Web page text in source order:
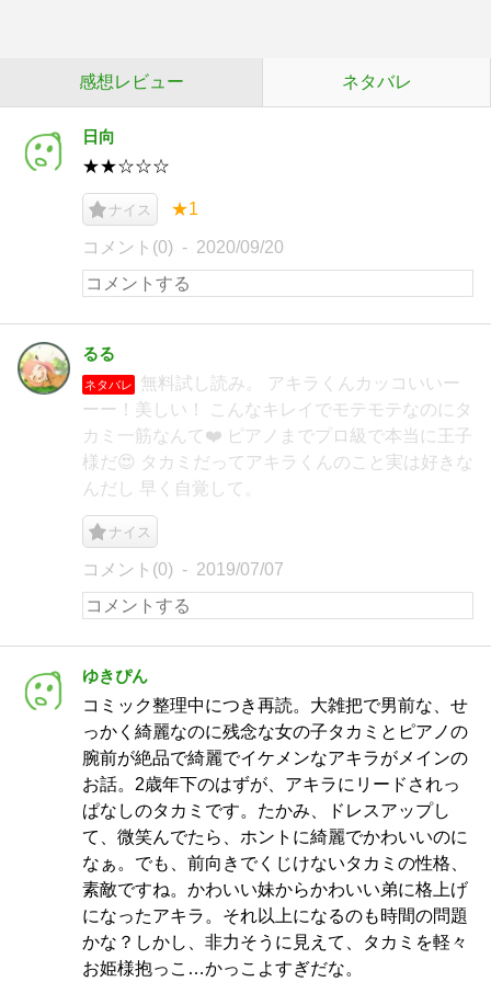
感想レビュー ネタバレ
日向
★★☆☆☆
ナイス ★1
コメント(0) 2020/09/20
るる
ネタバレ
無料試し読み。 アキラくんカッコいいー
ーー！美しい！ こんなキレイでモテモテなのにタ
カミ一筋なんて❤️ ピアノまでプロ級で本当に王子
様だ😍 タカミだってアキラくんのこと実は好きな
んだし 早く自覚して。
ナイス
コメント(0) 2019/07/07
ゆきぴん
コミック整理中につき再読。大雑把で男前な、せ
っかく綺麗なのに残念な女の子タカミとピアノの
腕前が絶品で綺麗でイケメンなアキラがメインの
お話。2歳年下のはずが、アキラにリードされっ
ぱなしのタカミです。たかみ、ドレスアップし
て、微笑んでたら、ホントに綺麗でかわいいのに
なぁ。でも、前向きでくじけないタカミの性格、
素敵ですね。かわいい妹からかわいい弟に格上げ
になったアキラ。それ以上になるのも時間の問題
かな？しかし、非力そうに見えて、タカミを軽々
お姫様抱っこ…かっこよすぎだな。